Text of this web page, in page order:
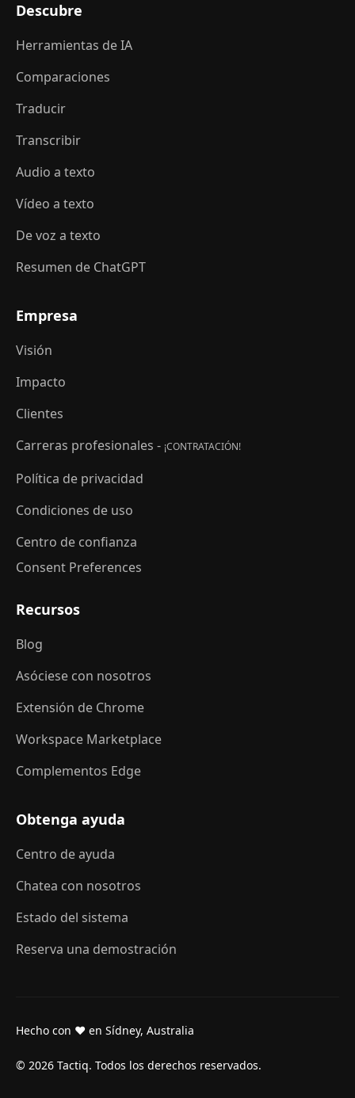
Descubre
Herramientas de IA
Comparaciones
Traducir
Transcribir
Audio a texto
Vídeo a texto
De voz a texto
Resumen de ChatGPT
Empresa
Visión
Impacto
Clientes
Carreras profesionales - ¡CONTRATACIÓN!
Política de privacidad
Condiciones de uso
Centro de confianza
Consent Preferences
Recursos
Blog
Asóciese con nosotros
Extensión de Chrome
Workspace Marketplace
Complementos Edge
Obtenga ayuda
Centro de ayuda
Chatea con nosotros
Estado del sistema
Reserva una demostración
© 2026 Tactiq. Todos los derechos reservados.
Hecho con ❤ en Sídney, Australia